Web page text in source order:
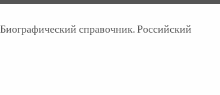
справочник. Российский